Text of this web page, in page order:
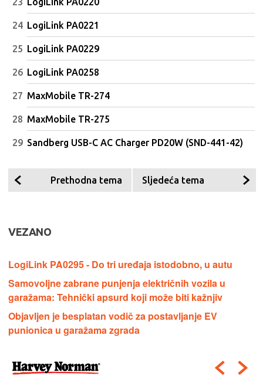
LogiLink PA0221
LogiLink PA0229
LogiLink PA0258
MaxMobile TR-274
MaxMobile TR-275
Sandberg USB-C AC Charger PD20W (SND-441-42)
Prethodna tema Sljedeća tema
VEZANO
LogiLink PA0295 - Do tri uređaja istodobno, u autu
Samovoljne zabrane punjenja električnih vozila u
garažama: Tehnički apsurd koji može biti kažnjiv
Objavljen je besplatan vodič za postavljanje EV
punionica u garažama zgrada